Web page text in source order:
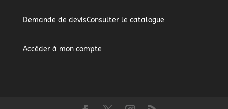
Demande de devisConsulter le catalogue
Accéder à mon compte